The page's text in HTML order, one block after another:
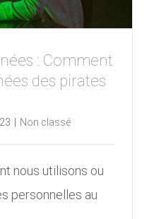
: Comment
des pirates
Non classé
nous utilisons ou
personnelles au